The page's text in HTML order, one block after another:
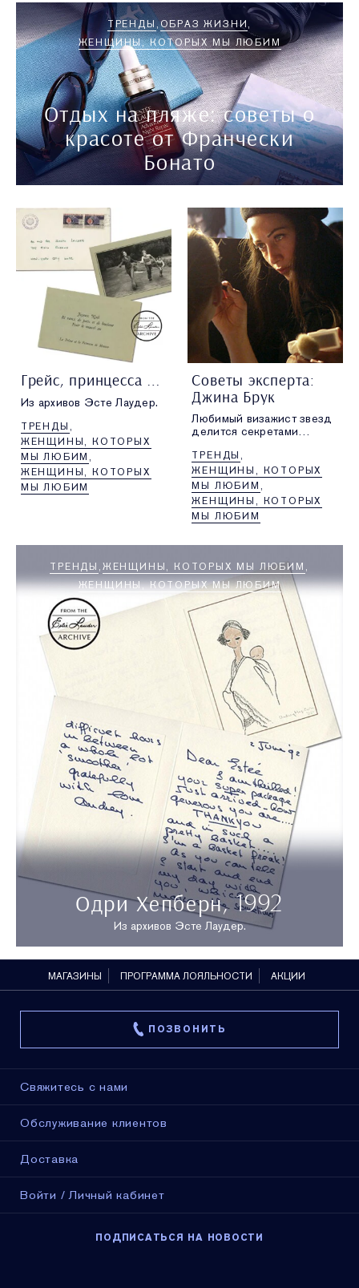
Отдых на пляже: советы о
красоте от Франчески
Бонато
ТРЕНДЫ ОБРАЗ ЖИЗНИ
ЖЕНЩИНЫ, КОТОРЫХ МЫ ЛЮБИМ
Грейс, принцесса Монако, 1971 г.
Из архивов Эсте Лаудер.
ТРЕНДЫ
ЖЕНЩИНЫ, КОТОРЫХ
МЫ ЛЮБИМ
ЖЕНЩИНЫ, КОТОРЫХ
МЫ ЛЮБИМ
Советы эксперта:
Джина Брук
Любимый визажист звезд
делится секретами
покрытия,
подготовки кожи и
подчеркивания бровей.
ТРЕНДЫ
ЖЕНЩИНЫ, КОТОРЫХ
МЫ ЛЮБИМ
ЖЕНЩИНЫ, КОТОРЫХ
МЫ ЛЮБИМ
Одри Хепберн, 1992
Из архивов Эсте Лаудер.
ТРЕНДЫ ЖЕНЩИНЫ, КОТОРЫХ МЫ ЛЮБИМ
ЖЕНЩИНЫ, КОТОРЫХ МЫ ЛЮБИМ
МАГАЗИНЫ ПРОГРАММА ЛОЯЛЬНОСТИ АКЦИИ
ПОЗВОНИТЬ
Свяжитесь с нами
Обслуживание клиентов
Доставка
Войти / Личный кабинет
ПОДПИСАТЬСЯ НА НОВОСТИ